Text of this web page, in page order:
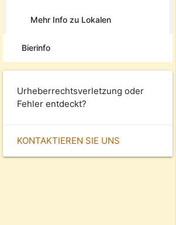
Mehr Info zu Lokalen
Bierinfo
Urheberrechtsverletzung oder
Fehler entdeckt?
KONTAKTIEREN SIE UNS